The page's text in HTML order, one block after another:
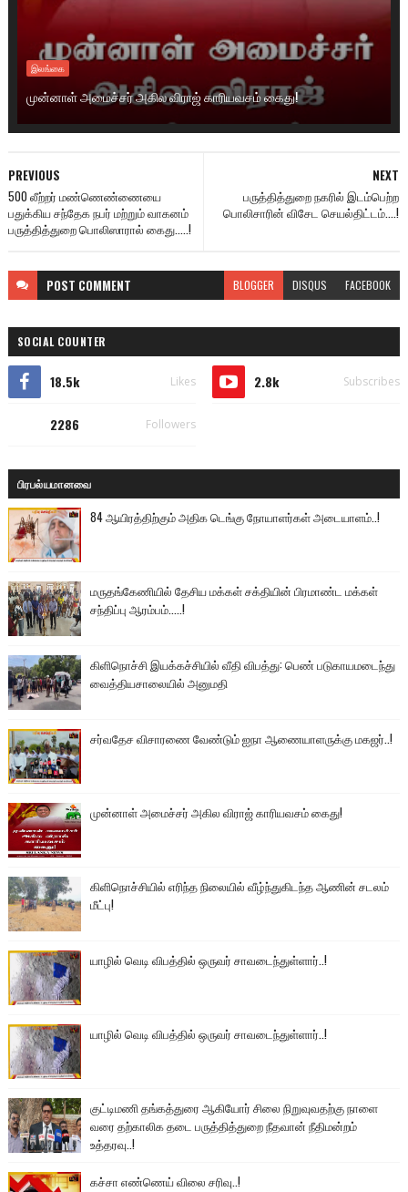
இலங்கை
முன்னாள் அமைச்சர் அகில விராஜ் காரியவசம் கைது!
NEXT
பருத்தித்துறை நகரில் இடம்பெற்ற
பொலிசாரின் விசேட செயல்திட்டம்....!
PREVIOUS
500 லீற்றர் மண்ணெண்ணையை
பதுக்கிய சந்தேக நபர் மற்றும் வாகனம்
பருத்தித்துறை பொலிஸாரால் கைது.....!
POST COMMENT BLOGGER DISQUS FACEBOOK
SOCIAL COUNTER
18.5k Likes 2.8k Subscribes
2286 Followers
பிரபல்யமானவை
84 ஆயிரத்திற்கும் அதிக டெங்கு நோயாளர்கள் அடையாளம்..!
மருதங்கேணியில் தேசிய மக்கள் சக்தியின் பிரமாண்ட மக்கள்
சந்திப்பு ஆரம்பம்.....!
கிளிநொச்சி இயக்கச்சியில் வீதி விபத்து: பெண் படுகாயமடைந்து
வைத்தியசாலையில் அனுமதி
சர்வதேச விசாரணை வேண்டும் ஐநா ஆணையாளருக்கு மகஜர்..!
முன்னாள் அமைச்சர் அகில விராஜ் காரியவசம் கைது!
கிளிநொச்சியில் எரிந்த நிலையில் வீழ்ந்துகிடந்த ஆணின் சடலம்
மீட்பு!
யாழில் வெடி விபத்தில் ஒருவர் சாவடைந்துள்ளார்..!
யாழில் வெடி விபத்தில் ஒருவர் சாவடைந்துள்ளார்..!
குட்டிமணி தங்கத்துரை ஆகியோர் சிலை நிறுவுவதற்கு நாளை
வரை தற்காலிக தடை பருத்தித்துறை நீதவான் நீதிமன்றம்
உத்தரவு..!
கச்சா எண்ணெய் விலை சரிவு..!